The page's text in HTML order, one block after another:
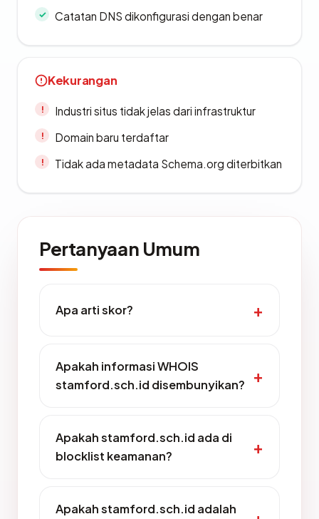
Catatan DNS dikonfigurasi dengan benar
Kekurangan
Industri situs tidak jelas dari infrastruktur
Domain baru terdaftar
Tidak ada metadata Schema.org diterbitkan
Pertanyaan Umum
Apa arti skor?
Apakah informasi WHOIS
stamford.sch.id disembunyikan?
Apakah stamford.sch.id ada di
blocklist keamanan?
Apakah stamford.sch.id adalah